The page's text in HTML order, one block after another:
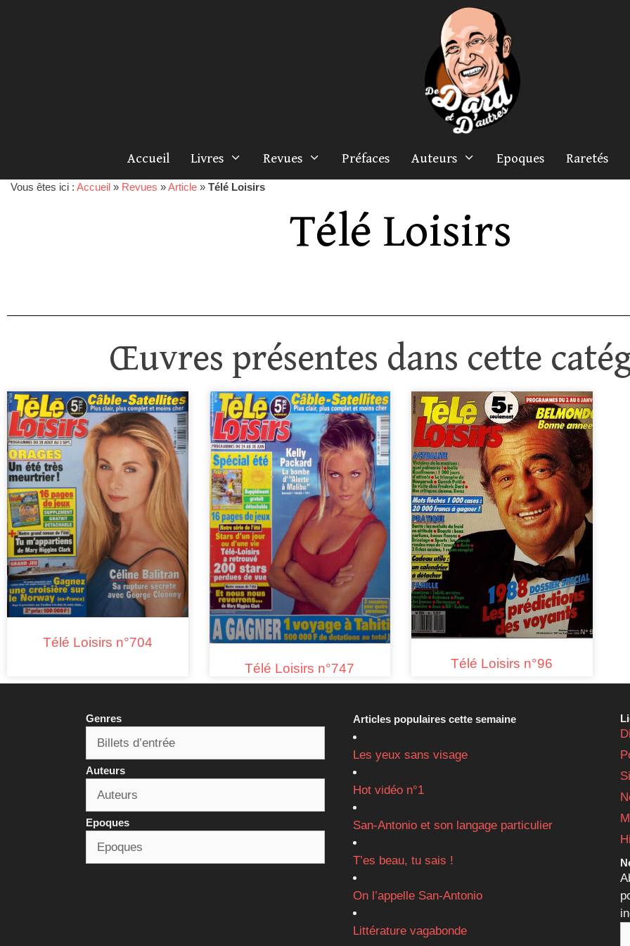
Accueil Livres Revues Préfaces Auteurs Epoques Raretés
Vous êtes ici : Accueil » Revues »Article » Télé Loisirs
Télé Loisirs
Œuvres présentes dans cette
Télé Loisirs n°704
Télé Loisirs n°747
Télé Loisirs n°96
Genres
Auteurs
Epoques
Articles populaires cette semaine
Les yeux sans visage
Hot vidéo n°1
San-Antonio et son langage particulier
T’es beau, tu sais !
On l’appelle San-Antonio
Littérature vagabonde